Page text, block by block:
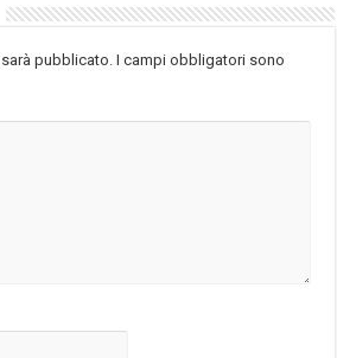
pubblicato. I campi obbligatori sono